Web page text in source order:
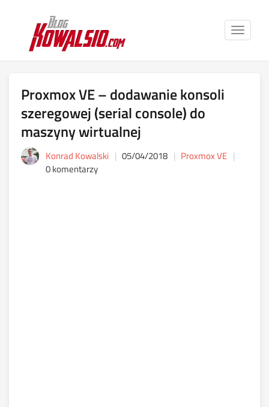
Toggle
Proxmox VE – dodawanie konsoli
szeregowej (serial console) do
maszyny wirtualnej
Konrad Kowalski 05/04/2018
Proxmox VE
0 komentarzy